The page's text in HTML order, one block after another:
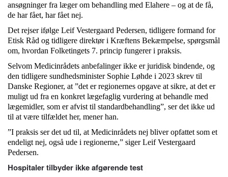
ansøgninger fra læger om behandling med Elahere – og at de få,
de har fået, har fået nej.
Det rejser ifølge Leif Vestergaard Pedersen, tidligere formand for
Etisk Råd og tidligere direktør i Kræftens Bekæmpelse, spørgsmål
om, hvordan Folketingets 7. princip fungerer i praksis.
Selvom Medicinrådets anbefalinger ikke er juridisk bindende, og
den tidligere sundhedsminister Sophie Løhde i 2023 skrev til
Danske Regioner, at ”det er regionernes opgave at sikre, at det er
muligt ud fra en konkret lægefaglig vurdering at behandle med
lægemidler, som er afvist til standardbehandling”, ser det ikke ud
til at være tilfældet her, mener han.
”I praksis ser det ud til, at Medicinrådets nej bliver opfattet som et
endeligt nej, også ude i regionerne,” siger Leif Vestergaard
Pedersen.
Hospitaler tilbyder ikke afgørende test